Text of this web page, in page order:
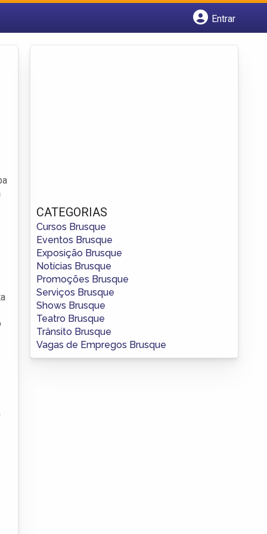
Entrar
CATEGORIAS
Cursos Brusque
Eventos Brusque
Exposição Brusque
Notícias Brusque
Promoções Brusque
Serviços Brusque
Shows Brusque
Teatro Brusque
Trânsito Brusque
Vagas de Empregos Brusque